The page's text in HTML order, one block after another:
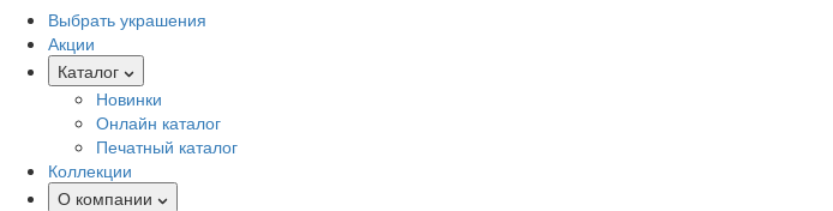
Выбрать украшения
Акции
Каталог
Новинки
Онлайн каталог
Печатный каталог
Коллекции
О компании